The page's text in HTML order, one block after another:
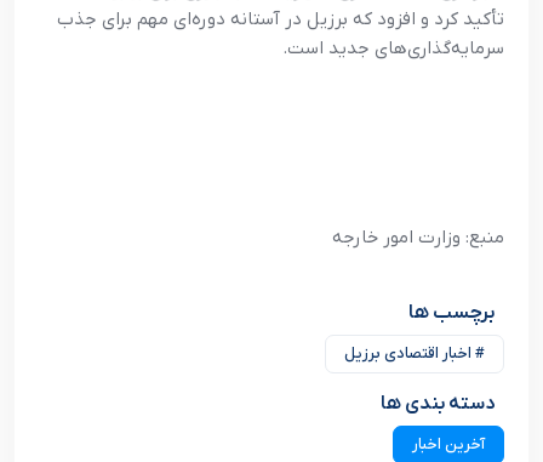
تأکید کرد و افزود که برزیل در آستانه دوره‌ای مهم برای جذب
سرمایه‌گذاری‌های جدید است.
منبع: وزارت امور خارجه
برچسب ها
# اخبار اقتصادی برزیل
دسته بندی ها
آخرین اخبار